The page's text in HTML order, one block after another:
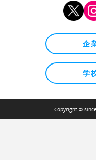
企
学
Copyright ©